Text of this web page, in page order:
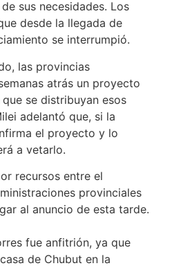
sus necesidades. Los
desde la llegada de
se interrumpió.
las provincias
atrás un proyecto
se distribuyan esos
adelantó que, si la
el proyecto y lo
a vetarlo.
recursos entre el
provinciales
al anuncio de esta tarde.
fue anfitrión, ya que
de Chubut en la